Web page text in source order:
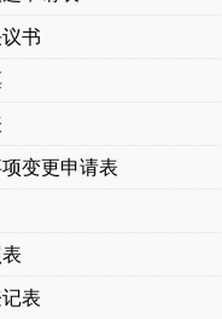
书
变更申请表
表